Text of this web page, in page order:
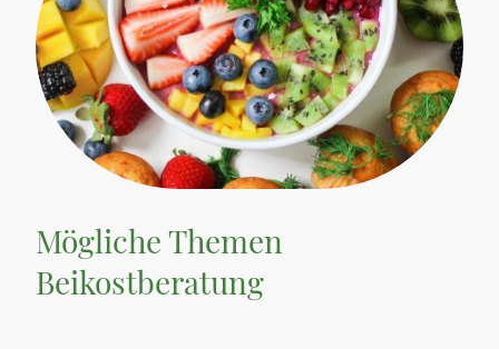
Mögliche Themen
Beikostberatung